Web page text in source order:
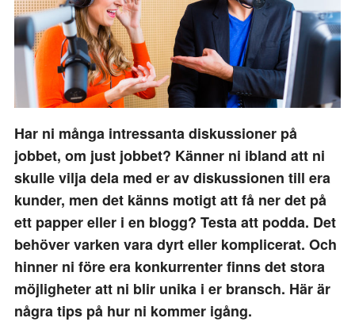
Har ni många intressanta diskussioner på
jobbet, om just jobbet? Känner ni ibland att ni
skulle vilja dela med er av diskussionen till era
kunder, men det känns motigt att få ner det på
ett papper eller i en blogg? Testa att podda. Det
behöver varken vara dyrt eller komplicerat. Och
hinner ni före era konkurrenter finns det stora
möjligheter att ni blir unika i er bransch. Här är
några tips på hur ni kommer igång.